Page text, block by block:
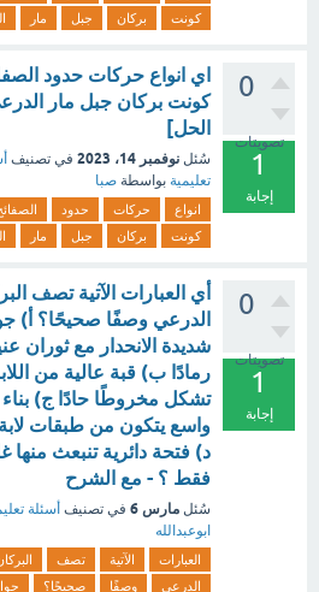
كونت
بركان جبل مار
0
تصويتات
1
إجابة
اي انواع حركات حدود
كونت بركان جبل مار
الحل]
سُئل نوفمبر 14، 2023 في تصنيف
تعليمية بواسطة صبا
انواع حركات حدود
كونت
بركان جبل مار
0
تصويتات
1
إجابة
أي العبارات الآتية تصف
الدرعي وصفًا صحيحًا؟ أ)
شديدة الانحدار مع ثوران
رمادًا ب) قبة عالية من
تشكل مخروطًا حادًا ج)
واسع يتكون من طبقات
د) فتحة دائرية تنبعث منها
فقط ؟ - مع الشرح
سُئل مارس 6 في تصنيف أسئلة
ابوعبدالله
العبارات الآتية تصف
الدرعي
وصفًا صحيحًا؟